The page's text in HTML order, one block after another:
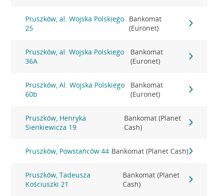
Pruszków, al. Wojska Polskiego
25
Bankomat
(Euronet)
Pruszków, al. Wojska Polskiego
36A
Bankomat
(Euronet)
Pruszków, Al. Wojska Polskiego
60b
Bankomat
(Euronet)
Pruszków, Henryka
Sienkiewicza 19
Bankomat (Planet
Cash)
Pruszków, Powstańców 44 Bankomat (Planet Cash)
Pruszków, Tadeusza
Kościuszki 21
Bankomat (Planet
Cash)